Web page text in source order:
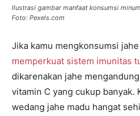
Ilustrasi gambar manfaat konsumsi
Foto: Pexels.com
Jika kamu mengkonsumsi
memperkuat sistem imunitas
dikarenakan jahe
vitamin C yang cukup banyak.
wedang jahe madu hangat